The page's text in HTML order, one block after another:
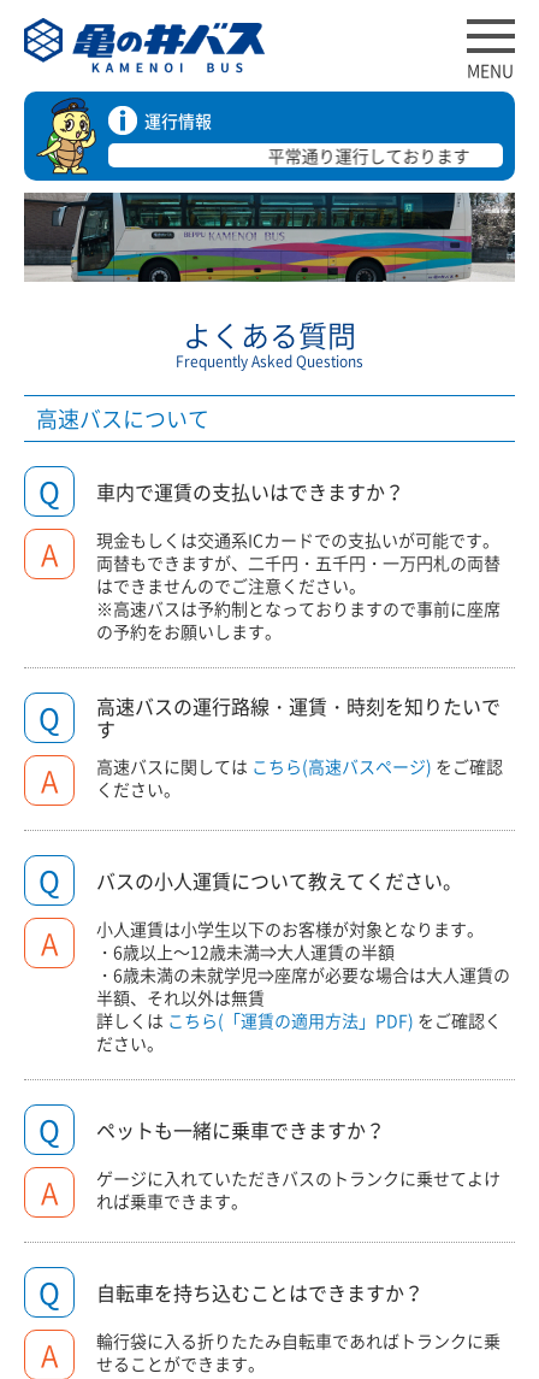
MENU
運行情報
平常通り運行しております
よくある質問
Frequently Asked Questions
高速バスについて
Q 車内で運賃の支払いはできますか？
A
現金もしくは交通系ICカードでの支払いが可能です。
両替もできますが、二千円・五千円・一万円札の両替
はできませんのでご注意ください。
※高速バスは予約制となっておりますので事前に座席
の予約をお願いします。
Q 高速バスの運行路線・運賃・時刻を知りたいで
す
A 高速バスに関しては こちら(高速バスページ) をご確認
ください。
Q バスの小人運賃について教えてください。
A
小人運賃は小学生以下のお客様が対象となります。
・6歳以上～12歳未満⇒大人運賃の半額
・6歳未満の未就学児⇒座席が必要な場合は大人運賃の
半額、それ以外は無賃
詳しくは こちら(「運賃の適用方法」PDF) をご確認く
ださい。
Q ペットも一緒に乗車できますか？
A
ゲージに入れていただきバスのトランクに乗せてよけ
れば乗車できます。
Q 自転車を持ち込むことはできますか？
A
輪行袋に入る折りたたみ自転車であればトランクに乗
せることができます。